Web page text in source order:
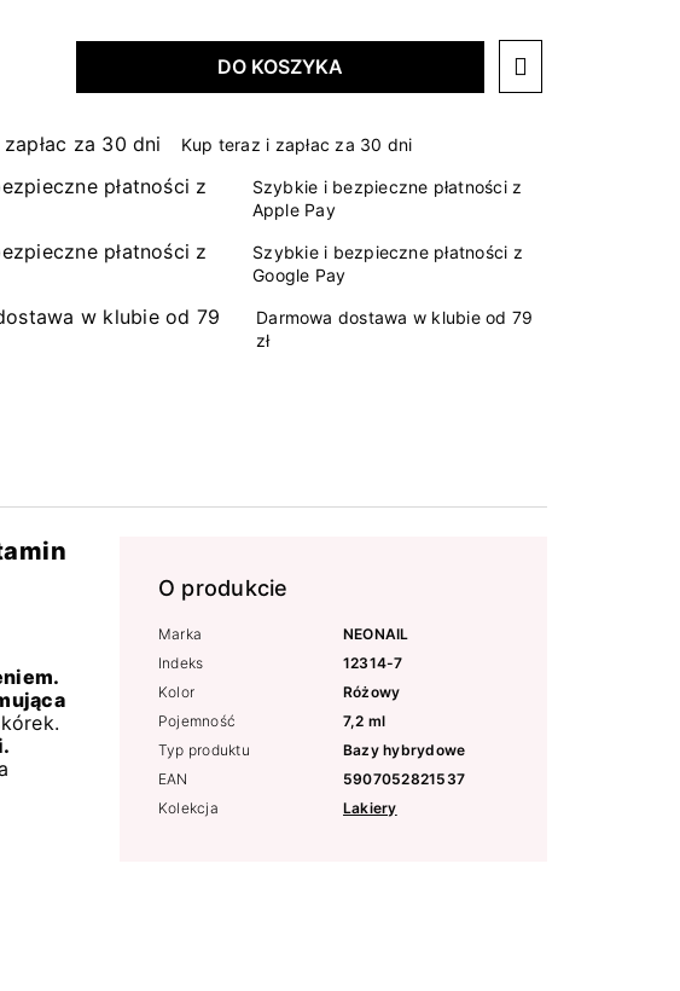
DO KOSZYKA
Kup teraz i zapłac za 30 dni
Szybkie i bezpieczne płatności z
Apple Pay
Szybkie i bezpieczne płatności z
Google Pay
Darmowa dostawa w klubie od 79
zł
O produkcie
Marka
NEONAIL
Indeks
12314-7
Kolor
Różowy
Pojemność
7,2 ml
Typ produktu
Bazy hybrydowe
EAN
5907052821537
Kolekcja
Lakiery